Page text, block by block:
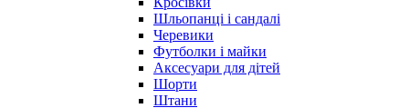
Шльопанці і сандалі
Черевики
Футболки і майки
Аксесуари для дітей
Шорти
Штани